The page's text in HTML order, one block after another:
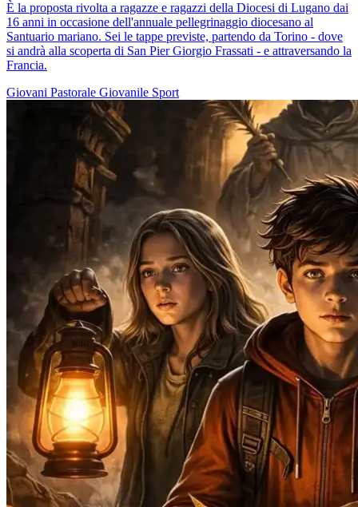
È la proposta rivolta a ragazze e ragazzi della Diocesi di Lugano dai
16 anni in occasione dell'annuale pellegrinaggio diocesano al
Santuario mariano. Sei le tappe previste, partendo da Torino - dove
si andrà alla scoperta di San Pier Giorgio Frassati - e attraversando la
Francia.
Giovani Pastorale Giovanile Sport